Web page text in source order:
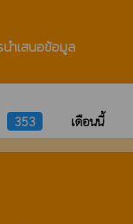
ำเสนอข้อมูล
353 เดือนนี้